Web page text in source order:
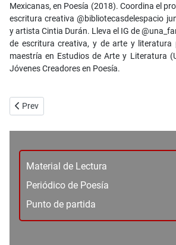
Material de Lectura
Periódico de Poesía
Punto de partida
Mexicanas, en Poesía (2018). Coordina el
escritura creativa @bibliotecasdelespacio
y artista Cintia Durán. Lleva el IG de
de escritura creativa, y de arte y literatura
maestría en Estudios de Arte y Literatura (
Jóvenes Creadores en Poesía.
Previous article: No. 98_Ensayo -
Prev